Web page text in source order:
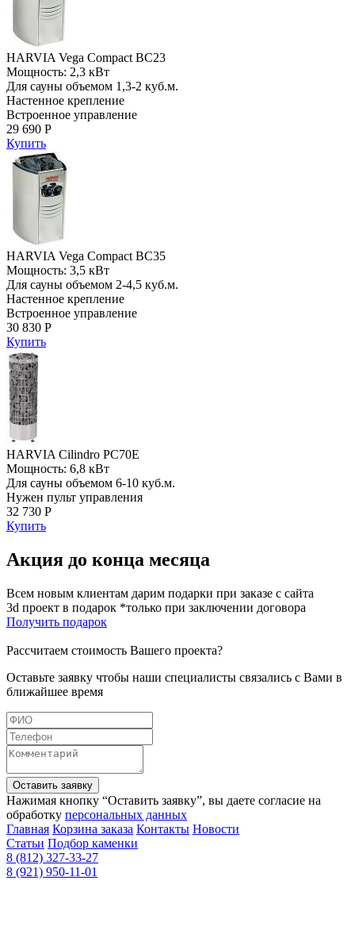
HARVIA Vega Compact BC23
Мощность: 2,3 кВт
Для сауны объемом 1,3-2 куб.м.
Настенное крепление
Встроенное управление
29 690 Р
Купить
HARVIA Vega Compact BC35
Мощность: 3,5 кВт
Для сауны объемом 2-4,5 куб.м.
Настенное крепление
Встроенное управление
30 830 Р
Купить
HARVIA Cilindro PC70E
Мощность: 6,8 кВт
Для сауны объемом 6-10 куб.м.
Нужен пульт управления
32 730 Р
Купить
Акция до конца месяца
Всем новым клиентам дарим подарки при заказе с сайта
3d проект в подарок *только при заключении договора
Получить подарок
Рассчитаем стоимость Вашего проекта?
Оставьте заявку чтобы наши специалисты связались с Вами в
ближайшее время
Оставить заявку
Нажимая кнопку “Оставить заявку”, вы даете согласие на
обработку персональных данных
Главная Корзина заказа Контакты Новости
Статьи Подбор каменки
8 (812) 327-33-27
8 (921) 950-11-01